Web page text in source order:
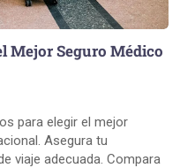
Mejor Seguro Médico
para elegir el mejor
Asegura tu
viaje adecuada. Compara